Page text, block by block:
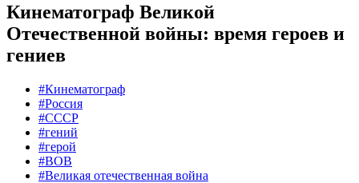
Кинематограф Великой
Отечественной войны: время героев и
гениев
#Кинематограф
#Россия
#СССР
#гений
#герой
#ВОВ
#Великая отечественная война